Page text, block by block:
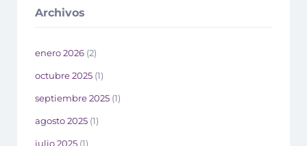
Archivos
enero 2026 (2)
octubre 2025 (1)
septiembre 2025 (1)
agosto 2025 (1)
julio 2025 (1)